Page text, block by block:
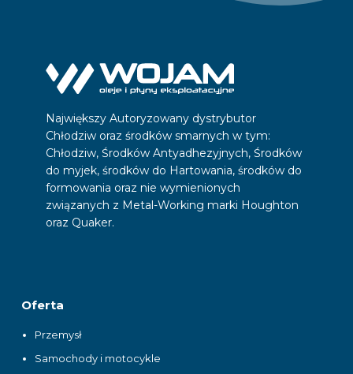
Największy Autoryzowany dystrybutor
Chłodziw oraz środków smarnych w tym:
Chłodziw, Środków Antyadhezyjnych, Środków
do myjek, środków do Hartowania, środków do
formowania oraz nie wymienionych
związanych z Metal-Working marki Houghton
oraz Quaker.
Oferta
Przemysł
Samochody i motocykle